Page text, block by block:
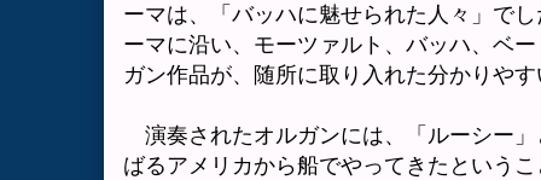
ーマは、「バッハに魅せられた人々」で
ーマに沿い、モーツァルト、バッハ、ベ
ガン作品が、随所に取り入れた分かりや
演奏されたオルガンには、「ルーシー
ばるアメリカから船でやってきたという